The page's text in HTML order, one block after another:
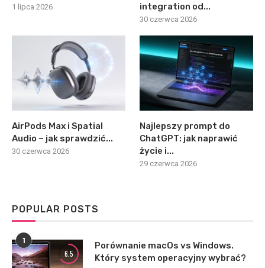
1 lipca 2026
integration od...
30 czerwca 2026
AirPods Max i Spatial
Audio – jak sprawdzić...
30 czerwca 2026
Najlepszy prompt do
ChatGPT: jak naprawić
życie i...
29 czerwca 2026
POPULAR POSTS
1
6.5
Porównanie macOs vs Windows.
Który system operacyjny wybrać?